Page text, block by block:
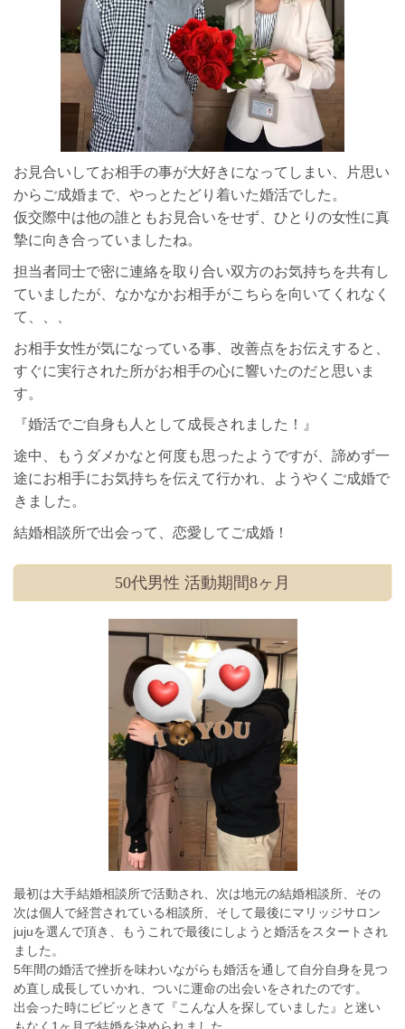
お見合いしてお相手の事が大好きになってしまい、片思い
からご成婚まで、やっとたどり着いた婚活でした。
仮交際中は他の誰ともお見合いをせず、ひとりの女性に真
摯に向き合っていましたね。
担当者同士で密に連絡を取り合い双方のお気持ちを共有し
ていましたが、なかなかお相手がこちらを向いてくれなく
て、、、
お相手女性が気になっている事、改善点をお伝えすると、
すぐに実行された所がお相手の心に響いたのだと思いま
す。
『婚活でご自身も人として成長されました！』
途中、もうダメかなと何度も思ったようですが、諦めず一
途にお相手にお気持ちを伝えて行かれ、ようやくご成婚で
きました。
結婚相談所で出会って、恋愛してご成婚！
50代男性 活動期間8ヶ月
最初は大手結婚相談所で活動され、次は地元の結婚相談所、その
次は個人で経営されている相談所、そして最後にマリッジサロン
jujuを選んで頂き、もうこれで最後にしようと婚活をスタートされ
ました。
5年間の婚活で挫折を味わいながらも婚活を通して自分自身を見つ
め直し成長していかれ、ついに運命の出会いをされたのです。
出会った時にビビッときて『こんな人を探していました』と迷い
もなく1ヶ月で結婚を決められました。